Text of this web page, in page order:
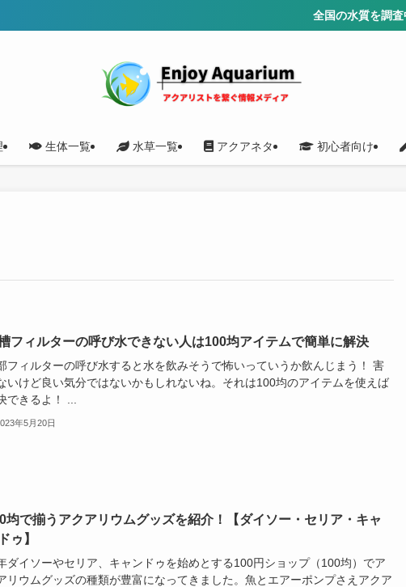
全国の水質を調査中
生体一覧 水草一覧 アクアネタ 初心者向け
フィルターの呼び水できない人は100均アイテムで簡単に解決
フィルターの呼び水すると水を飲みそうで怖いっていうか飲んじまう！ 害
いけど良い気分ではないかもしれないね。それは100均のアイテムを使えば
できるよ！ ...
年5月20日
均で揃うアクアリウムグッズを紹介！【ダイソー・セリア・キャ
ゥ】
ダイソーやセリア、キャンドゥを始めとする100円ショップ（100均）でア
リウムグッズの種類が豊富になってきました。魚とエアーポンプさえアクア